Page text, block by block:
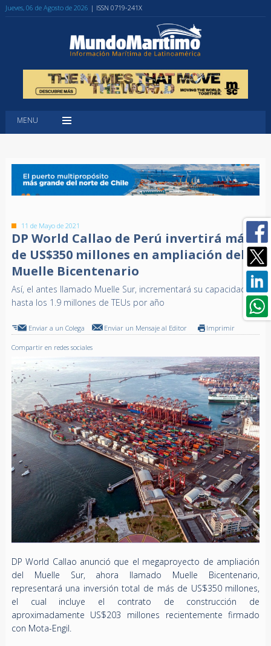
Jueves, 06 de Agosto de 2026 | ISSN 0719-241X
MENU
11 de Mayo de 2021
DP World Callao de Perú invertirá más
de US$350 millones en ampliación del
Muelle Bicentenario
Así, el antes llamado Muelle Sur, incrementará su capacidad
hasta los 1.9 millones de TEUs por año
Enviar a un Colega Enviar un Mensaje al Editor Imprimir
Compartir en redes sociales
DP World Callao anunció que el megaproyecto de ampliación
del Muelle Sur, ahora llamado Muelle Bicentenario,
representará una inversión total de más de US$350 millones,
el cual incluye el contrato de construcción de
aproximadamente US$203 millones recientemente firmado
con Mota-Engil.